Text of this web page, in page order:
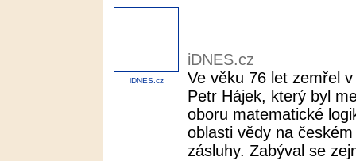
iDNES.cz
iDNES.cz
Ve věku 76 let zemřel
Petr Hájek, který byl
oboru matematické
oblasti vědy na
zásluhy. Zabýval se